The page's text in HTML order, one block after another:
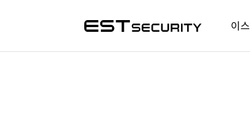
이